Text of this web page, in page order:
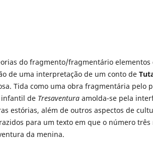
do fragmento/fragmentário elementos
de uma interpretação de um conto de
Tida como uma obra fragmentária pelo
infantil de Tresaventura amolda-se pela
estórias, além de outros aspectos de
para um texto em que o número três
da menina.